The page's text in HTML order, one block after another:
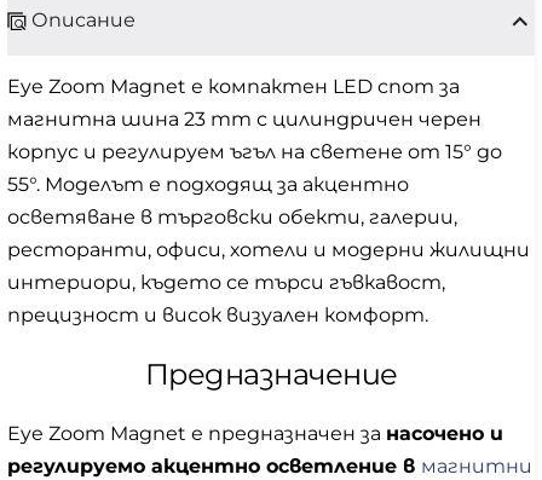
Описание
Eye Zoom Magnet е компактен LED спот за
магнитна шина 23 mm с цилиндричен черен
корпус и регулируем ъгъл на светене от 15° до
55°. Моделът е подходящ за акцентно
осветяване в търговски обекти, галерии,
ресторанти, офиси, хотели и модерни жилищни
интериори, където се търси гъвкавост,
прецизност и висок визуален комфорт.
Предназначение
Eye Zoom Magnet е предназначен за насочено и
регулируемо акцентно осветление в магнитни